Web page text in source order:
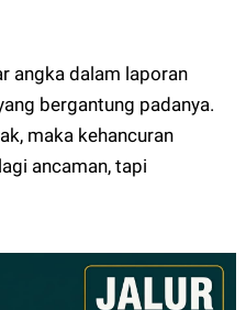
angka dalam laporan
bergantung padanya.
maka kehancuran
ancaman, tapi